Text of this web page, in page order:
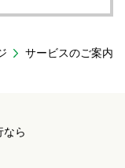
サービスのご案内
なら